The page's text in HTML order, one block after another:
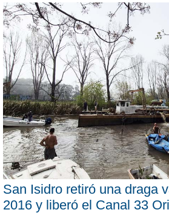
San Isidro retiró una draga
2016 y liberó el Canal 33